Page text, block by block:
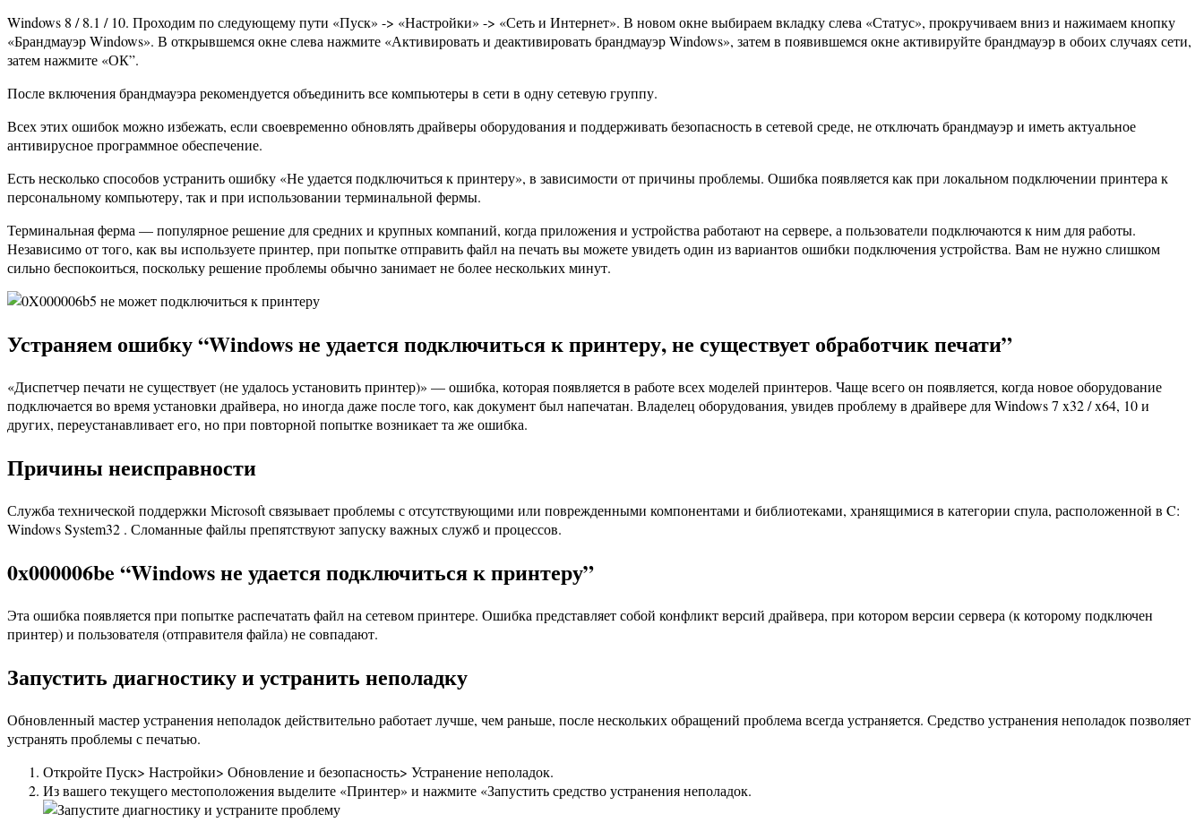
Windows 8 / 8.1 / 10. Проходим по следующему пути «Пуск» -> «Настройки» -> «Сеть и Интернет». В новом окне выбираем вкладку слева «Статус», прокручиваем вниз и нажимаем кнопку
«Брандмауэр Windows». В открывшемся окне слева нажмите «Активировать и деактивировать брандмауэр Windows», затем в появившемся окне активируйте брандмауэр в обоих случаях сети,
затем нажмите «ОК”.
После включения брандмауэра рекомендуется объединить все компьютеры в сети в одну сетевую группу.
Всех этих ошибок можно избежать, если своевременно обновлять драйверы оборудования и поддерживать безопасность в сетевой среде, не отключать брандмауэр и иметь актуальное
антивирусное программное обеспечение.
Есть несколько способов устранить ошибку «Не удается подключиться к принтеру», в зависимости от причины проблемы. Ошибка появляется как при локальном подключении принтера к
персональному компьютеру, так и при использовании терминальной фермы.
Терминальная ферма — популярное решение для средних и крупных компаний, когда приложения и устройства работают на сервере, а пользователи подключаются к ним для работы.
Независимо от того, как вы используете принтер, при попытке отправить файл на печать вы можете увидеть один из вариантов ошибки подключения устройства. Вам не нужно слишком
сильно беспокоиться, поскольку решение проблемы обычно занимает не более нескольких минут.
Устраняем ошибку “Windows не удается подключиться к принтеру, не существует обработчик печати”
«Диспетчер печати не существует (не удалось установить принтер)» — ошибка, которая появляется в работе всех моделей принтеров. Чаще всего он появляется, когда новое оборудование
подключается во время установки драйвера, но иногда даже после того, как документ был напечатан. Владелец оборудования, увидев проблему в драйвере для Windows 7 x32 / x64, 10 и
других, переустанавливает его, но при повторной попытке возникает та же ошибка.
Причины неисправности
Служба технической поддержки Microsoft связывает проблемы с отсутствующими или поврежденными компонентами и библиотеками, хранящимися в категории спула, расположенной в C:
Windows System32 . Сломанные файлы препятствуют запуску важных служб и процессов.
0x000006be “Windows не удается подключиться к принтеру”
Эта ошибка появляется при попытке распечатать файл на сетевом принтере. Ошибка представляет собой конфликт версий драйвера, при котором версии сервера (к которому подключен
принтер) и пользователя (отправителя файла) не совпадают.
Запустить диагностику и устранить неполадку
Обновленный мастер устранения неполадок действительно работает лучше, чем раньше, после нескольких обращений проблема всегда устраняется. Средство устранения неполадок позволяет
устранять проблемы с печатью.
Откройте Пуск> Настройки> Обновление и безопасность> Устранение неполадок.
Из вашего текущего местоположения выделите «Принтер» и нажмите «Запустить средство устранения неполадок.